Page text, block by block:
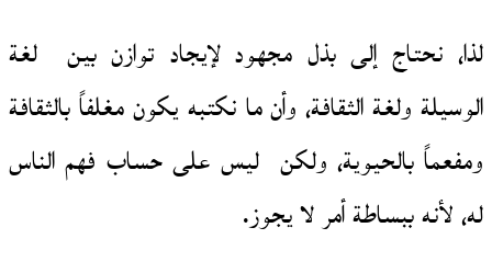
لذا، نحتاج إلى بذل مجهود لإيجاد توازن بين لغة
الوسيلة ولغة الثقافة، وأن ما نكتبه يكون مغلفاً بالثقافة
ومفعماً بالحيوية، ولكن ليس على حساب فهم الناس
له، لأنه ببساطة أمر لا يجوز.